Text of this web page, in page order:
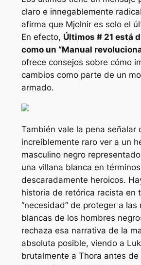
claro e innegablemente
afirma que Mjolnir es solo el
En efecto, Últimos # 21 está
como un “Manual
ofrece consejos sobre cómo
cambios como parte de un
armado.
También vale la pena señalar
increíblemente raro ver a un
masculino negro
una villana blanca en
descaradamente heroicos.
historia de retórica racista en
“necesidad” de proteger a las
blancas de los hombres
rechaza esa narrativa de la
absoluta posible, viendo a
brutalmente a Thora antes de